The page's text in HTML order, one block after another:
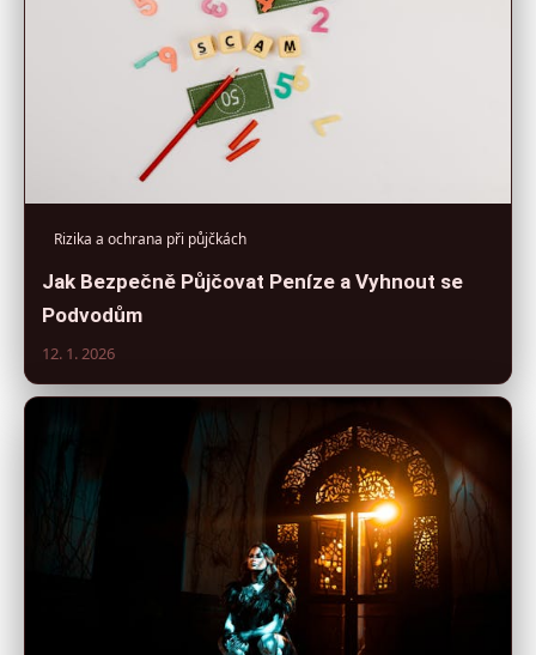
Rizika a ochrana při půjčkách
Jak Bezpečně Půjčovat Peníze a Vyhnout se
Podvodům
12. 1. 2026